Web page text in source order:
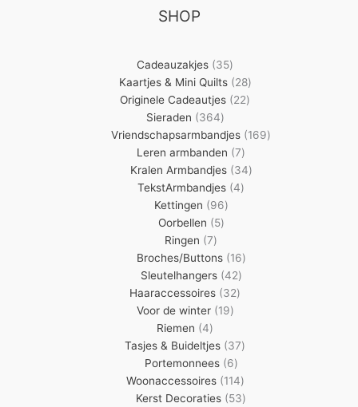
SHOP
Cadeauzakjes 3535
producten
Kaartjes & Mini Quilts 2828
producten
Originele Cadeautjes 2222
Sieraden 364364
producten
Vriendschapsarmbandjes 169169
Leren armbanden 77
producten
Kralen Armbandjes 3434
TekstArmbandjes 44
Kettingen 9696
producten
Oorbellen 55
Ringen 77
producten
Broches/Buttons 1616
producten
Sleutelhangers 4242
producten
Haaraccessoires 3232
Voor de winter 1919
Riemen 44
producten
Tasjes & Buideltjes 3737
Portemonnees 66
producten
Woonaccessoires 114114
producten
Kerst Decoraties 5353